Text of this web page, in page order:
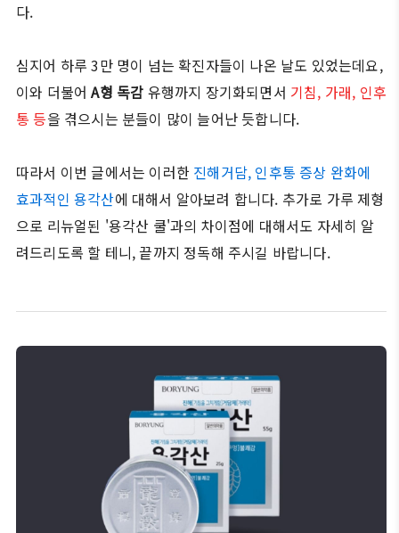
다.
심지어 하루 3만 명이 넘는 확진자들이 나온 날도 있었는데요,
이와 더불어 A형 독감 유행까지 장기화되면서 기침, 가래, 인후
통 등을 겪으시는 분들이 많이 늘어난 듯합니다.
따라서 이번 글에서는 이러한 진해거담, 인후통 증상 완화에
효과적인 용각산에 대해서 알아보려 합니다. 추가로 가루 제형
으로 리뉴얼된 '용각산 쿨'과의 차이점에 대해서도 자세히 알
려드리도록 할 테니, 끝까지 정독해 주시길 바랍니다.